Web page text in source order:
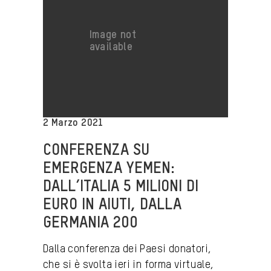
2 Marzo 2021
CONFERENZA SU
EMERGENZA YEMEN:
DALL’ITALIA 5 MILIONI DI
EURO IN AIUTI, DALLA
GERMANIA 200
Dalla conferenza dei Paesi donatori,
che si è svolta ieri in forma virtuale,